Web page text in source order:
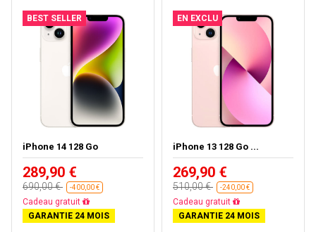
BEST SELLER
iPhone 14 128 Go
289,90 €
690,00 € -400,00 €
Livraison gratuite
GARANTIE 24 MOIS
EN EXCLU
iPhone 13 128 Go ...
269,90 €
510,00 € -240,00 €
Livraison gratuite
GARANTIE 24 MOIS